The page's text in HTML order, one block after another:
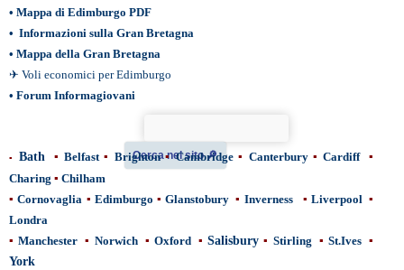
• Mappa di Edimburgo PDF
• Informazioni sulla Gran Bretagna
• Mappa della Gran Bretagna
✈ Voli economici per Edimburgo
• Forum Informagiovani
Cerca nel sito 🔎︎
▪ Bath ▪ Belfast ▪ Brighton ▪ Cambridge ▪ Canterbury ▪ Cardiff
▪
Charing ▪ Chilham
▪ Cornovaglia ▪ Edimburgo ▪ Glanstobury ▪ Inverness ▪ Liverpool ▪
Londra
▪ Manchester ▪ Norwich ▪ Oxford ▪ Salisbury▪ Stirling ▪ St.Ives ▪
York